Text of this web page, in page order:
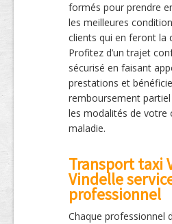
formés pour prendre
les meilleures
clients qui en feront la
Profitez d’un trajet
sécurisé en faisant
prestations et
remboursement
les modalités de votre
maladie.
Transport taxi
Vindelle
professionnel
Chaque professionnel